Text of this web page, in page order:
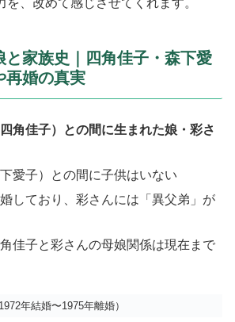
を、改めて感じさせてくれます。
と家族史｜四角佳子・森下愛
再婚の真実
角佳子）との間に生まれた娘・彩さ
愛子）との間に子供はいない
しており、彩さんには「異父弟」が
佳子と彩さんの母娘関係は現在まで
年結婚〜1975年離婚）